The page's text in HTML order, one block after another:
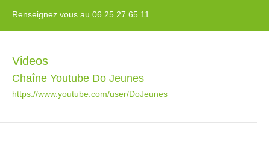
Renseignez vous au 06 25 27 65 11.
Videos
Chaîne Youtube Do Jeunes
https://www.youtube.com/user/DoJeunes